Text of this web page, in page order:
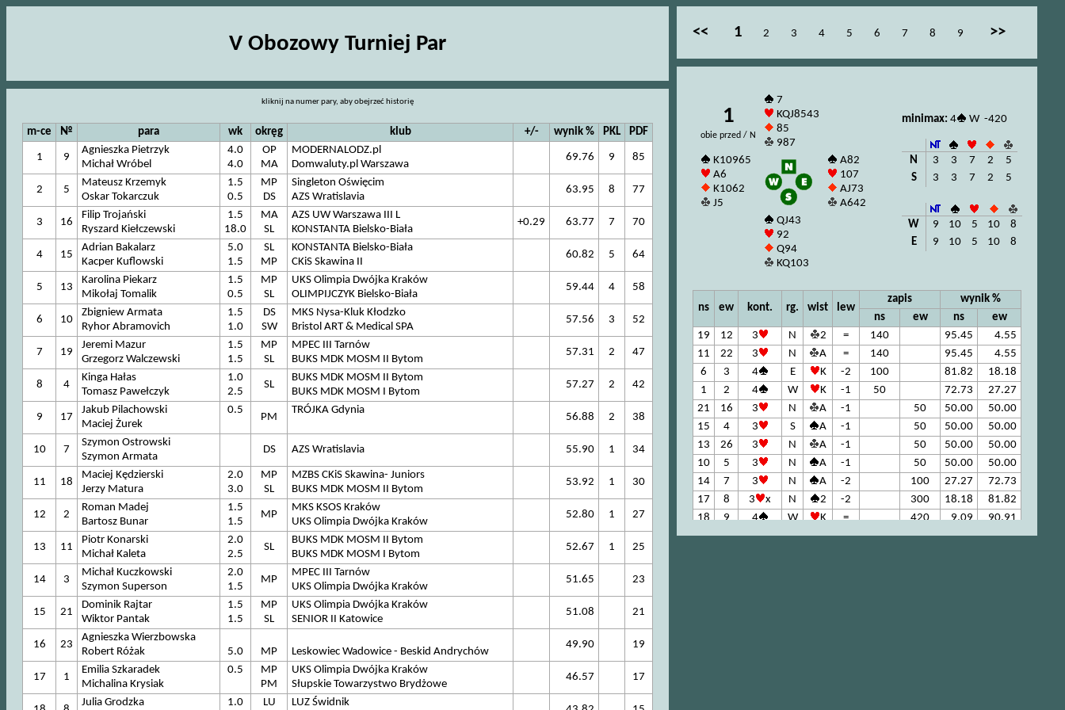
V Obozowy Turniej Par
kliknij na numer pary, aby obejrzeć historię
m-ce № para wk okręg klub +/- wynik % PKL PDF
1 9
Agnieszka Pietrzyk 4.0 OP MODERNALODZ.pl
69.76 9 85
Michał Wróbel 4.0 MA Domwaluty.pl Warszawa
2 5
Mateusz Krzemyk 1.5 MP Singleton Oświęcim
63.95 8 77
Oskar Tokarczuk 0.5 DS AZS Wratislavia
3 16
Filip Trojański 1.5 MA AZS UW Warszawa III L
+0.29 63.77 7 70
Ryszard Kiełczewski 18.0 SL KONSTANTA Bielsko-Biała
4 15
Adrian Bakalarz 5.0 SL KONSTANTA Bielsko-Biała
60.82 5 64
Kacper Kuflowski 1.5 MP CKiS Skawina II
5 13
Karolina Piekarz 1.5 MP UKS Olimpia Dwójka Kraków
59.44 4 58
Mikołaj Tomalik 0.5 SL OLIMPIJCZYK Bielsko-Biała
6 10
Zbigniew Armata 1.5 DS MKS Nysa-Kluk Kłodzko
57.56 3 52
Ryhor Abramovich 1.0 SW Bristol ART & Medical SPA
7 19
Jeremi Mazur 1.5 MP MPEC III Tarnów
57.31 2 47
Grzegorz Walczewski 1.5 SL BUKS MDK MOSM II Bytom
8 4
Kinga Hałas 1.0
SL
BUKS MDK MOSM II Bytom
57.27 2 42
Tomasz Pawełczyk 2.5 BUKS MDK MOSM I Bytom
9 17
Jakub Pilachowski 0.5
PM
TRÓJKA Gdynia
56.88 2 38
Maciej Żurek
10 7
Szymon Ostrowski
DS AZS Wratislavia 55.90 1 34
Szymon Armata
11 18
Maciej Kędzierski 2.0 MP MZBS CKiS Skawina- Juniors
53.92 1 30
Jerzy Matura 3.0 SL BUKS MDK MOSM II Bytom
12 2
Roman Madej 1.5
MP
MKS KSOS Kraków
52.80 1 27
Bartosz Bunar 1.5 UKS Olimpia Dwójka Kraków
13 11
Piotr Konarski 2.0
SL
BUKS MDK MOSM II Bytom
52.67 1 25
Michał Kaleta 2.5 BUKS MDK MOSM I Bytom
14 3
Michał Kuczkowski 2.0
MP
MPEC III Tarnów
51.65 23
Szymon Superson 1.5 UKS Olimpia Dwójka Kraków
15 21
Dominik Rajtar 1.5 MP UKS Olimpia Dwójka Kraków
51.08 21
Wiktor Pantak 1.5 SL SENIOR II Katowice
16 23
Agnieszka Wierzbowska
49.90 19
Robert Różak 5.0 MP Leskowiec Wadowice - Beskid Andrychów
17 1
Emilia Szkaradek 0.5 MP UKS Olimpia Dwójka Kraków
46.57 17
Michalina Krysiak PM Słupskie Towarzystwo Brydżowe
Julia Grodzka 1.0 LU LUZ Świdnik
<< 1 2 3 4 5 6 7 8 9 >>
1
obie przed / N
7
KQJ8543
85
987
K10965
A6
K1062
J5
A82
107
AJ73
A642
QJ43
92
Q94
KQ103
minimax: 4 W -420
N 3 3 7 2
5
S
3 3 7 2 5
W 9 10 5 10
8
E
9 10 5 10 8
ns ew kont. rg. wist lew
zapis
wynik %
ns
ew ns
ew
19
12 3 N 2 = 140 95.45
4.55
11
22 3 N A = 140 95.45
4.55
6
3 4 E K -2 100 81.82
18.18
1
2 4 W K -1 50 72.73
27.27
21
16 3 N A -1 50 50.00
50.00
15
4 3 S A -1 50 50.00
50.00
13
26 3 N A -1 50 50.00
50.00
10
5 3 N A -1 50 50.00
50.00
14
7 3 N A -2 100 27.27
72.73
17
8 3 x N 2 -2 300 18.18
81.82
18
9 4 W K = 420 9.09
90.91
23
20 4 x W K = 590 0.00
100.00